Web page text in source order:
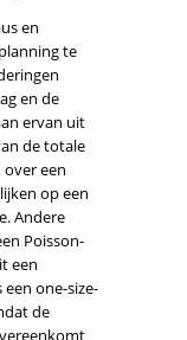
en
te
en de
ervan uit
de totale
een
op een
Andere
Poisson-
een
one-size-
de